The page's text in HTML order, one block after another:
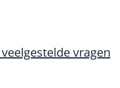
vragen